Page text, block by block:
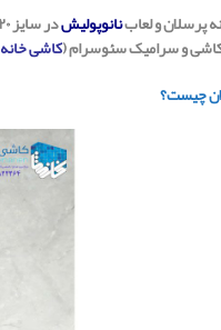
پرسلان و لعابنانوپولیش
کاشی و سرامیک سئوسرام (کاشی خانه
چیست؟